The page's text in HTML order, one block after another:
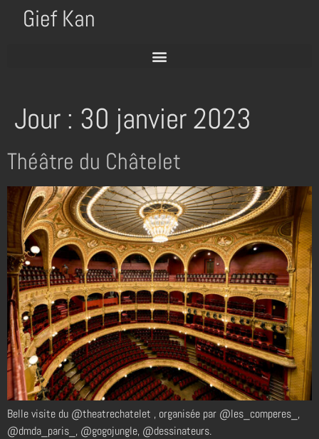
Gief Kan
Jour : 30 janvier 2023
Théâtre du Châtelet
Belle visite du @theatrechatelet , organisée par @les_comperes_,
@dmda_paris_, @gogojungle, @dessinateurs.